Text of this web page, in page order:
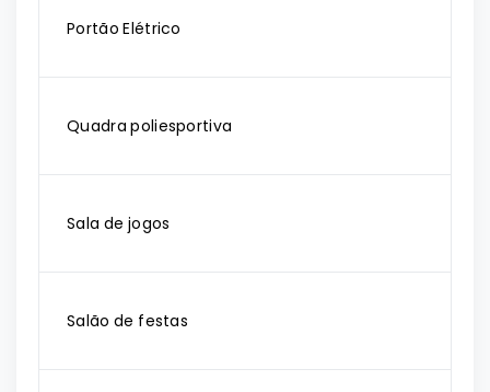
Portão Elétrico
Quadra poliesportiva
Sala de jogos
Salão de festas